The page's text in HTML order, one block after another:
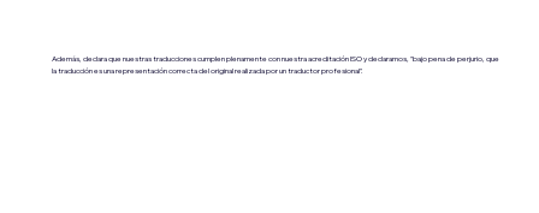
Además, declara que nuestras traducciones cumplen plenamente con nuestra acreditación ISO y declaramos, "bajo pena de perjurio, que
la traducción es una representación correcta del original realizada por un traductor profesional".